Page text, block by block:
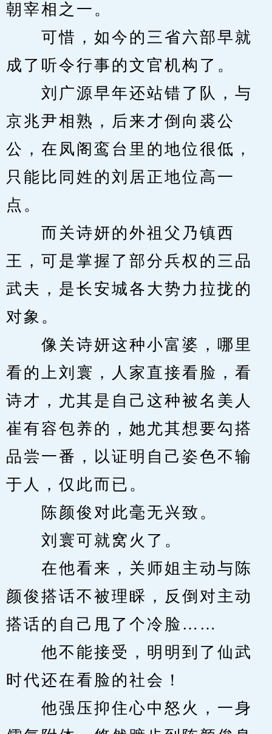
朝宰相之一。
可惜，如今的三省六部早就
成了听令行事的文官机构了。
刘广源早年还站错了队，与
京兆尹相熟，后来才倒向裘公
公，在凤阁鸾台里的地位很低，
只能比同姓的刘居正地位高一
点。
而关诗妍的外祖父乃镇西
王，可是掌握了部分兵权的三品
武夫，是长安城各大势力拉拢的
对象。
像关诗妍这种小富婆，哪里
看的上刘寰，人家直接看脸，看
诗才，尤其是自己这种被名美人
崔有容包养的，她尤其想要勾搭
品尝一番，以证明自己姿色不输
于人，仅此而已。
陈颜俊对此毫无兴致。
刘寰可就窝火了。
在他看来，关师姐主动与陈
颜俊搭话不被理睬，反倒对主动
搭话的自己甩了个冷脸……
他不能接受，明明到了仙武
时代还在看脸的社会！
他强压抑住心中怒火，一身